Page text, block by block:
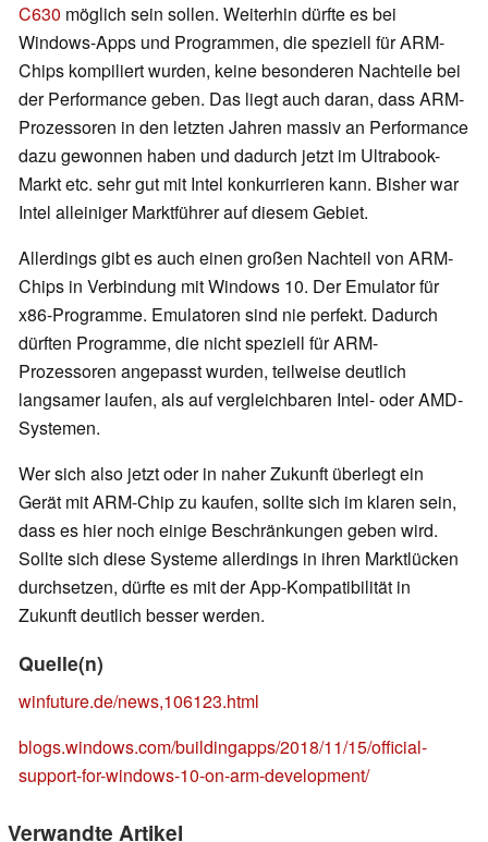
C630 möglich sein sollen. Weiterhin dürfte es bei
Windows-Apps und Programmen, die speziell für ARM-
Chips kompiliert wurden, keine besonderen Nachteile bei
der Performance geben. Das liegt auch daran, dass ARM-
Prozessoren in den letzten Jahren massiv an Performance
dazu gewonnen haben und dadurch jetzt im Ultrabook-
Markt etc. sehr gut mit Intel konkurrieren kann. Bisher war
Intel alleiniger Marktführer auf diesem Gebiet.
Allerdings gibt es auch einen großen Nachteil von ARM-
Chips in Verbindung mit Windows 10. Der Emulator für
x86-Programme. Emulatoren sind nie perfekt. Dadurch
dürften Programme, die nicht speziell für ARM-
Prozessoren angepasst wurden, teilweise deutlich
langsamer laufen, als auf vergleichbaren Intel- oder AMD-
Systemen.
Wer sich also jetzt oder in naher Zukunft überlegt ein
Gerät mit ARM-Chip zu kaufen, sollte sich im klaren sein,
dass es hier noch einige Beschränkungen geben wird.
Sollte sich diese Systeme allerdings in ihren Marktlücken
durchsetzen, dürfte es mit der App-Kompatibilität in
Zukunft deutlich besser werden.
Quelle(n)
winfuture.de/news,106123.html
blogs.windows.com/buildingapps/2018/11/15/official-
support-for-windows-10-on-arm-development/
Verwandte Artikel